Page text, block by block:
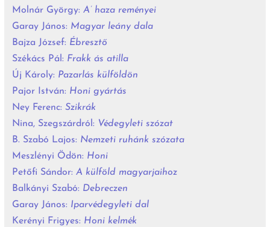
Molnár György:A’ haza reményei
Garay János: Magyar leány dala
Bajza József: Ébresztő
Székács Pál: Frakk ás atilla
Új Károly: Pazarlás külföldön
Pajor István: Honi gyártás
Ney Ferenc:Szikrák
Nina, Szegszárdról: Védegyleti szózat
B. Szabó Lajos: Nemzeti ruhánk szózata
Meszlényi Ödön: Honi
Petőfi Sándor:A külföld magyarjaihoz
Balkányi Szabó: Debreczen
Garay János: Iparvédegyleti dal
Kerényi Frigyes: Honi kelmék